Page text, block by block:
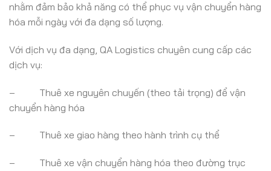
nhằm đảm bảo khả năng có thể phục vụ vận chuyển hàng
hóa mỗi ngày với đa dạng số lượng.
Với dịch vụ đa dạng, QA Logistics chuyên cung cấp các
dịch vụ:
– Thuê xe nguyên chuyến (theo tải trọng) để vận
chuyển hàng hóa
– Thuê xe giao hàng theo hành trình cụ thể
– Thuê xe vận chuyển hàng hóa theo đường trục